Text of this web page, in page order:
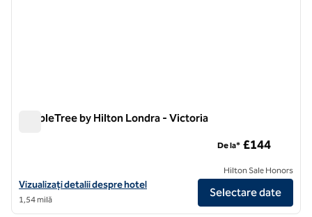
DoubleTree by Hilton Londra - Victoria
Vizualizați detaliile hotelului DoubleTree by Hilton London - Victoria
Vizualizați detalii despre hotel
1,54 milă
De la* £144
Hilton Sale Honors
Selectare date
1/12